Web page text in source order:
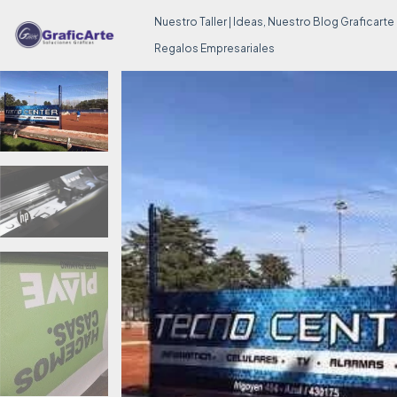
Nuestro Taller | Ideas, Nuestro Blog Graficarte
Regalos Empresariales